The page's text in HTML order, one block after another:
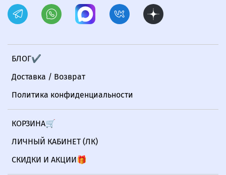
БЛОГ✔
Доставка / Возврат
Политика конфиденциальности
КОРЗИНА🛒
ЛИЧНЫЙ КАБИНЕТ (ЛК)
СКИДКИ И АКЦИИ🎁